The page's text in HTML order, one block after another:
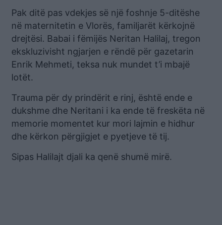
Pak ditë pas vdekjes së një foshnje 5-ditëshe
në maternitetin e Vlorës, familjarët kërkojnë
drejtësi. Babai i fëmijës Neritan Halilaj, tregon
ekskluzivisht ngjarjen e rëndë për gazetarin
Enrik Mehmeti, teksa nuk mundet t’i mbajë
lotët.
Trauma për dy prindërit e rinj, është ende e
dukshme dhe Neritani i ka ende të freskëta në
memorie momentet kur mori lajmin e hidhur
dhe kërkon përgjigjet e pyetjeve të tij.
Sipas Halilajt djali ka qenë shumë mirë.